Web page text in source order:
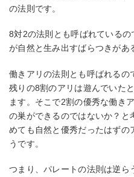
の法則です。
8対2の法則とも呼ばれている
が自然と生み出すばらつきがあ
働きアリの法則とも呼ばれる
残りの8割のアリは遊んでいた
ます。そこで2割の優秀な働き
の巣ができるのではないか？
めても自然と優秀だったはずの
うです。
つまり、パレートの法則は逆